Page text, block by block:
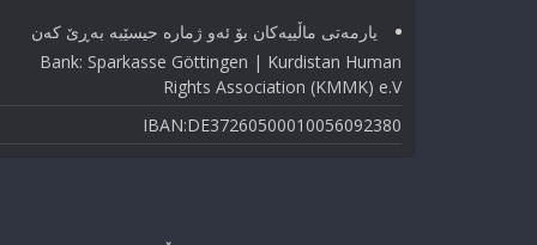
یارمەتی ماڵییەکان بۆ ئەو ژماره حیسێبە بەڕێ کەن
Bank: Sparkasse Göttingen | Kurdistan Human
Rights Association (KMMK) e.V
IBAN:DE37260500010056092380